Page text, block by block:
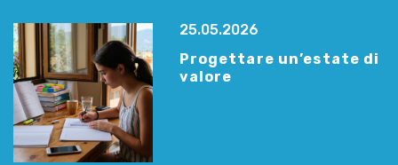
25.05.2026
Progettare un’estate di
valore